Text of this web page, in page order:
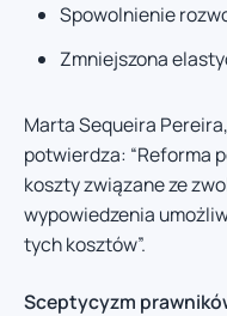
Spowolnienie
Zmniejszona
Marta Sequeira
potwierdza: “Reforma
koszty związane ze
wypowiedzenia
tych kosztów”.
Sceptycyzm